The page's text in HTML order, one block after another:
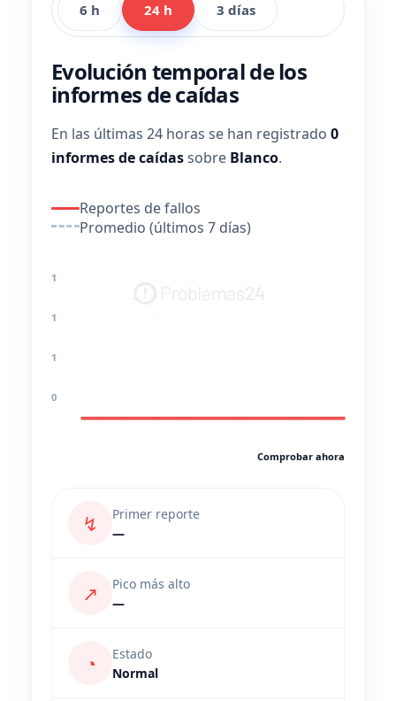
6 h 24 h 3 días
Evolución temporal de los
informes de caídas
En las últimas 24 horas se han registrado 0
informes de caídassobre Blanco.
Reportes de fallos
Promedio (últimos 7 días)
1
1
1
0
Comprobar ahora
↯
Primer reporte
—
↗
Pico más alto
—
◔
Estado
Normal